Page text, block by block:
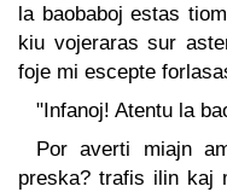
la baobaboj estas
kiu vojeraras sur
foje mi escepte
"Infanoj! Atentu la
Por averti miajn
preska? trafis ilin kaj